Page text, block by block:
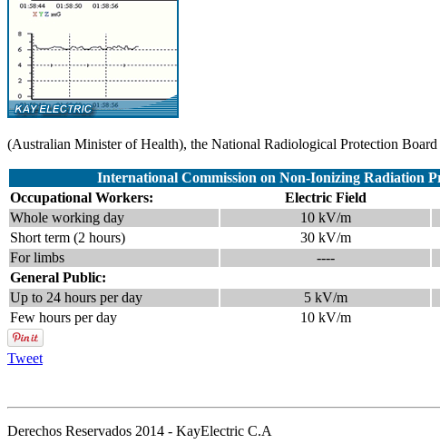
(Australian Minister of Health), the National Radiological Protection
International Commission on Non-Ionizing Radiation
Occupational Workers:
Electric Field
Whole working day
10 kV/m
Short term (2 hours)
30 kV/m
For limbs
----
General Public:
Up to 24 hours per day
5 kV/m
Few hours per day
10 kV/m
Tweet
Derechos Reservados 2014 - KayElectric C.A